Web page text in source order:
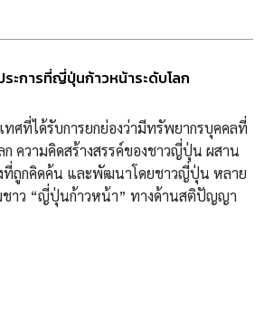
ระการที่ญี่ปุ่นก้าวหน้าระดับโลก
ศที่ได้รับการยกย่องว่ามีทรัพยากรบุคคลที่
ความคิดสร้างสรรค์ของชาวญี่ปุ่น ผสาน
ที่ถูกคิดค้น และพัฒนาโดยชาวญี่ปุ่น หลาย
ชาว “ญี่ปุ่นก้าวหน้า” ทางด้านสติปัญญา